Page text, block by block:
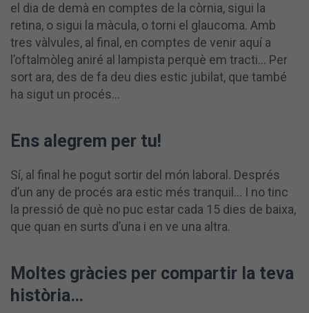
el dia de demà en comptes de la còrnia, sigui la
retina, o sigui la màcula, o torni el glaucoma. Amb
tres vàlvules, al final, en comptes de venir aquí a
l’oftalmòleg aniré al lampista perquè em tracti… Per
sort ara, des de fa deu dies estic jubilat, que també
ha sigut un procés…
Ens alegrem per tu!
Sí, al final he pogut sortir del món laboral. Després
d’un any de procés ara estic més tranquil… I no tinc
la pressió de què no puc estar cada 15 dies de baixa,
que quan en surts d’una i en ve una altra.
Moltes gràcies per compartir la teva
història…